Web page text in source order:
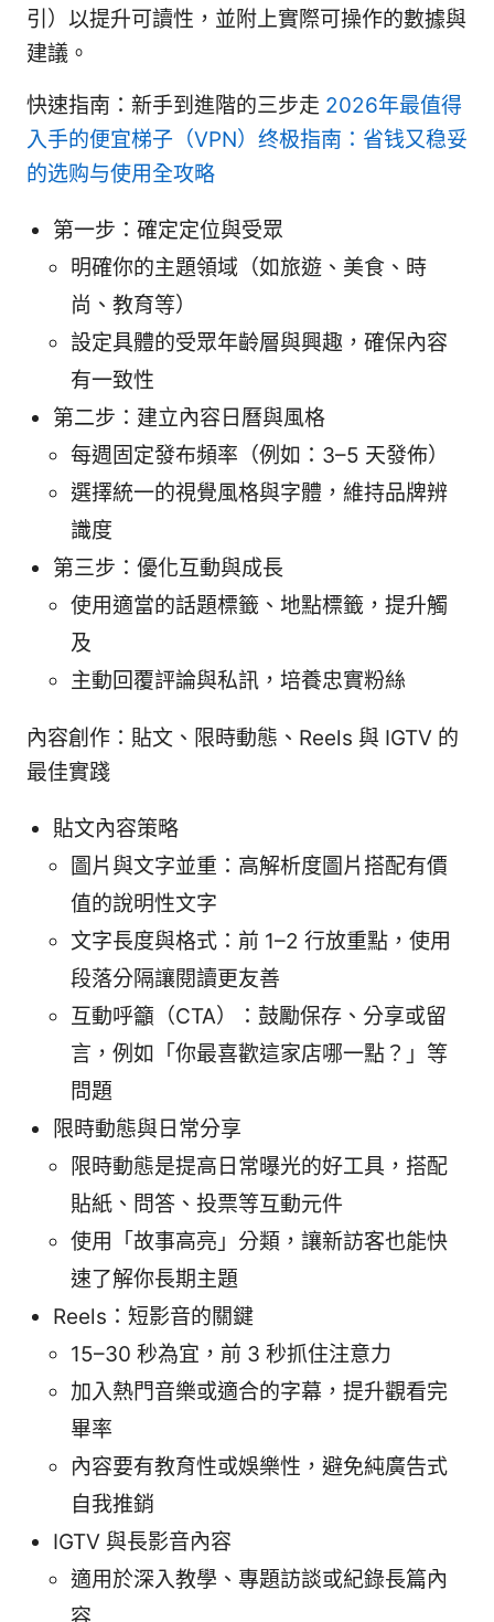
引）以提升可讀性，並附上實際可操作的數據與
建議。
快速指南：新手到進階的三步走 2026年最值得
入手的便宜梯子（VPN）终极指南：省钱又稳妥
的选购与使用全攻略
第一步：確定定位與受眾
明確你的主題領域（如旅遊、美食、時
尚、教育等）
設定具體的受眾年齡層與興趣，確保內容
有一致性
第二步：建立內容日曆與風格
每週固定發布頻率（例如：3–5 天發佈）
選擇統一的視覺風格與字體，維持品牌辨
識度
第三步：優化互動與成長
使用適當的話題標籤、地點標籤，提升觸
及
主動回覆評論與私訊，培養忠實粉絲
內容創作：貼文、限時動態、Reels 與 IGTV 的
最佳實踐
貼文內容策略
圖片與文字並重：高解析度圖片搭配有價
值的說明性文字
文字長度與格式：前 1–2 行放重點，使用
段落分隔讓閱讀更友善
互動呼籲（CTA）：鼓勵保存、分享或留
言，例如「你最喜歡這家店哪一點？」等
問題
限時動態與日常分享
限時動態是提高日常曝光的好工具，搭配
貼紙、問答、投票等互動元件
使用「故事高亮」分類，讓新訪客也能快
速了解你長期主題
Reels：短影音的關鍵
15–30 秒為宜，前 3 秒抓住注意力
加入熱門音樂或適合的字幕，提升觀看完
畢率
內容要有教育性或娛樂性，避免純廣告式
自我推銷
IGTV 與長影音內容
適用於深入教學、專題訪談或紀錄長篇內